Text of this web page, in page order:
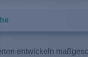
entwickeln